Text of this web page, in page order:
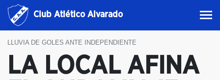
Club Atlético Alvarado
LLUVIA DE GOLES ANTE INDEPENDIENTE
LA LOCAL AFINA